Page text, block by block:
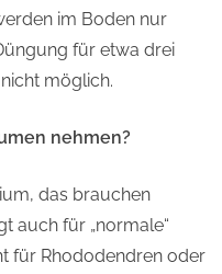
im Boden nur
für etwa drei
möglich.
nehmen?
das brauchen
auch für „normale“
für Rhododendren oder